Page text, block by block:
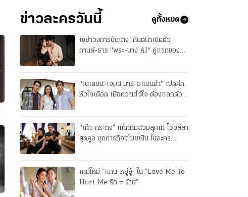
ข่าวละครวันนี้ ดูทั้งหมด
เขย่าวงการบันเทิง! กันตนาเปิดตัว
กานต์-ธาร "พระ-นาง AI" คู่แรกของ
"ณเดชน์-เจมส์ มาร์-อแมนด้า" เปิดศึก
หัวใจเดือด เมื่อความไว้ใจ ต้องแลกด้วย
"เก้า-กระทิง” แท็กทีมสวมลุคเท่ โชว์ลีลา
สุดคูล บุกภารกิจขโมยเงิน ในละคร
เคมีใหม่ “แทน-หยู่ยู้” ใน “Love Me To
Hurt Me รัก = ร้าย”